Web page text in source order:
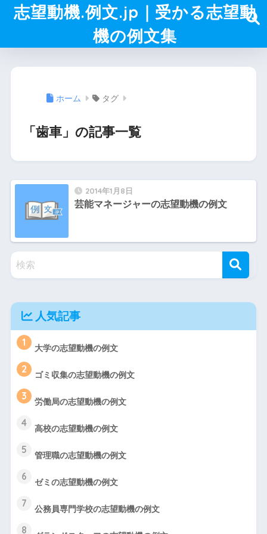
志望動機.例文.jp｜受かる志望動
機の例文集
ホーム タグ
「歯車」の記事一覧
2014年1月8日
芸能マネージャーの志望動機の例文
人気記事
1 大学の志望動機の例文
2 ゴミ収集の志望動機の例文
3 労働局の志望動機の例文
4 高校の志望動機の例文
5 管理職の志望動機の例文
6 ゼミの志望動機の例文
7 公務員専門学校の志望動機の例文
8